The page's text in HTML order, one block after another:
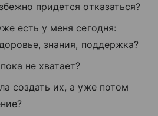
придется отказаться?
есть у меня сегодня:
знания, поддержка?
не хватает?
создать их, а уже потом